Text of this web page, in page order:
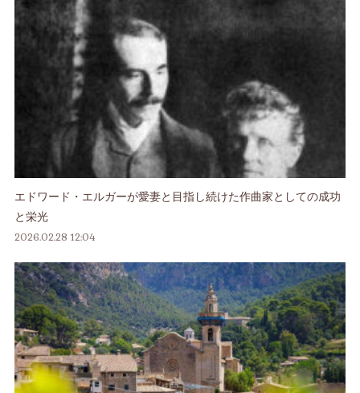
エドワード・エルガーが愛妻と目指し続けた作曲家としての成功
と栄光
2026.02.28 12:04